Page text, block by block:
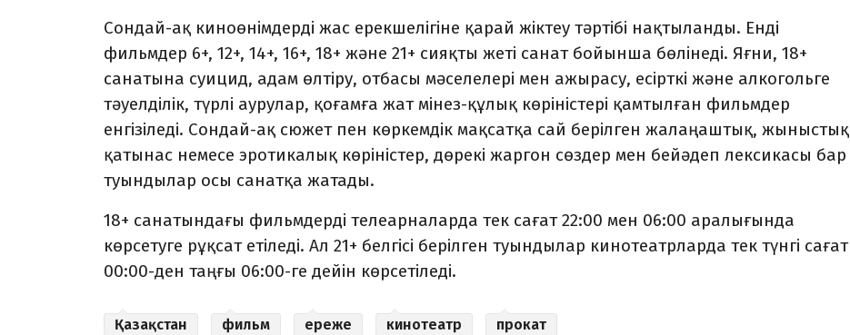
Сондай-ақ киноөнімдерді жас ерекшелігіне қарай жіктеу тәртібі нақтыланды. Енді
фильмдер 6+, 12+, 14+, 16+, 18+ және 21+ сияқты жеті санат бойынша бөлінеді. Яғни, 18+
санатына суицид, адам өлтіру, отбасы мәселелері мен ажырасу, есірткі және алкогольге
тәуелділік, түрлі аурулар, қоғамға жат мінез-құлық көріністері қамтылған фильмдер
енгізіледі. Сондай-ақ сюжет пен көркемдік мақсатқа сай берілген жалаңаштық, жыныстық
қатынас немесе эротикалық көріністер, дөрекі жаргон сөздер мен бейәдеп лексикасы бар
туындылар осы санатқа жатады.
18+ санатындағы фильмдерді телеарналарда тек сағат 22:00 мен 06:00 аралығында
көрсетуге рұқсат етіледі. Ал 21+ белгісі берілген туындылар кинотеатрларда тек түнгі сағат
00:00-ден таңғы 06:00-ге дейін көрсетіледі.
Қазақстан фильм ереже кинотеатр прокат